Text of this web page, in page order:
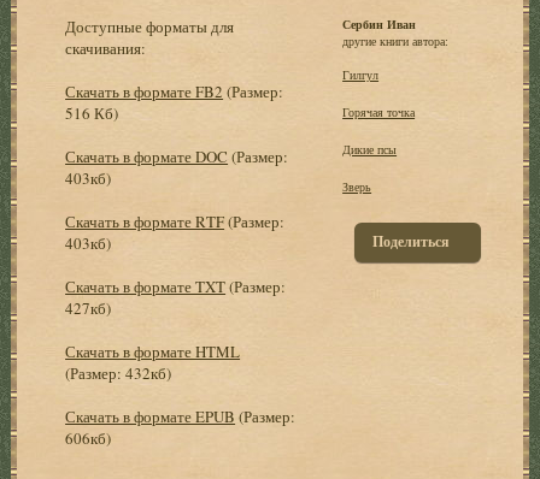
Доступные форматы для
скачивания:
Скачать в формате FB2 (Размер:
516 Кб)
Скачать в формате DOC (Размер:
403кб)
Скачать в формате RTF(Размер:
403кб)
Скачать в формате TXT(Размер:
427кб)
Скачать в формате HTML
(Размер: 432кб)
Скачать в формате EPUB (Размер:
606кб)
Сербин Иван
другие книги автора:
Гилгул
Горячая точка
Дикие псы
Зверь
Поделиться